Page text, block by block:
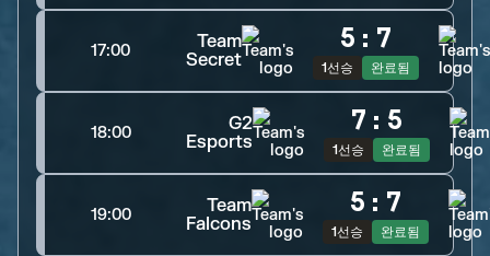
17:00
Team
Secret
5 : 7
1선승 완료됨
18:00
G2
Esports
7 : 5
1선승 완료됨
19:00
Team
Falcons
5 : 7
1선승 완료됨